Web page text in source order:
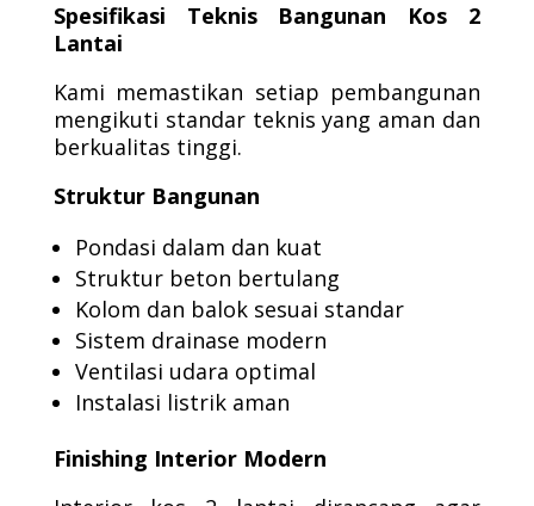
Spesifikasi Teknis Bangunan Kos 2
Lantai
Kami memastikan setiap pembangunan
mengikuti standar teknis yang aman dan
berkualitas tinggi.
Struktur Bangunan
Pondasi dalam dan kuat
Struktur beton bertulang
Kolom dan balok sesuai standar
Sistem drainase modern
Ventilasi udara optimal
Instalasi listrik aman
Finishing Interior Modern